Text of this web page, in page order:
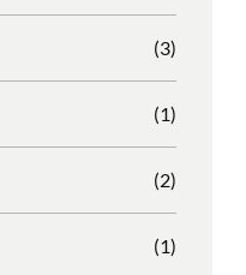
(3)
(1)
(2)
(1)